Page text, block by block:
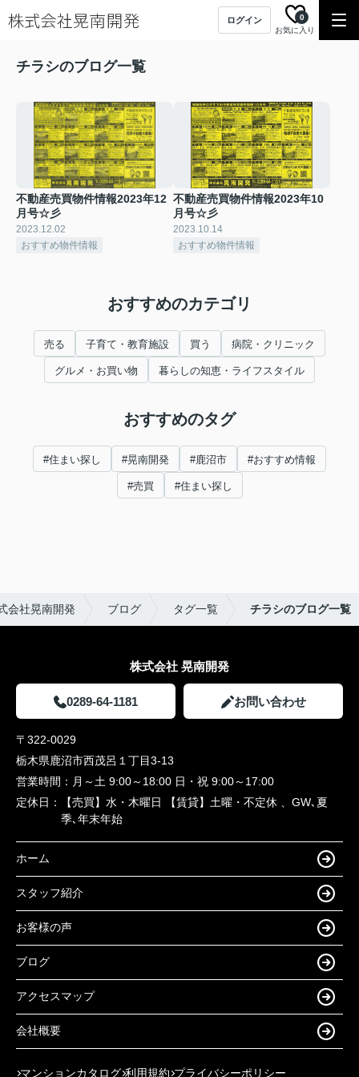
ログイン
お気に入り
0
チラシのブログ一覧
不動産売買物件情報2023年12
月号☆彡
2023.12.02
おすすめ物件情報
不動産売買物件情報2023年10
月号☆彡
2023.10.14
おすすめ物件情報
おすすめのカテゴリ
売る 子育て・教育施設 買う 病院・クリニック
グルメ・お買い物 暮らしの知恵・ライフスタイル
おすすめのタグ
#住まい探し #晃南開発 #鹿沼市 #おすすめ情報
#売買 #住まい探し
会社晃南開発 ブログ タグ一覧 チラシのブログ一覧
株式会社 晃南開発
0289-64-1181 お問い合わせ
〒322-0029
栃木県鹿沼市西茂呂１丁目3-13
営業時間： 月～土 9:00～18:00 日・祝 9:00～17:00
定休日：
【売買】水・木曜日 【賃貸】土曜・不定休 、GW､夏
季､年末年始
ホーム
スタッフ紹介
お客様の声
ブログ
アクセスマップ
会社概要
マンションカタログ 利用規約 プライバシーポリシー